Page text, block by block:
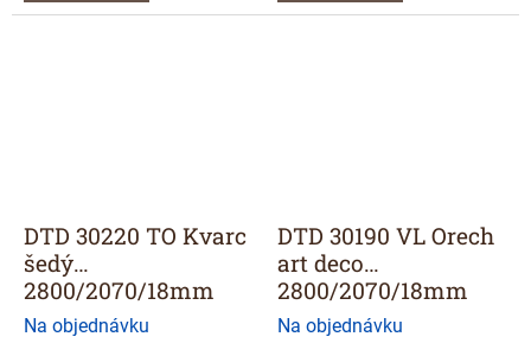
DTD 30220 TO Kvarc
šedý
2800/2070/18mm
Na objednávku
DTD 30190 VL Orech
art deco
2800/2070/18mm
Na objednávku